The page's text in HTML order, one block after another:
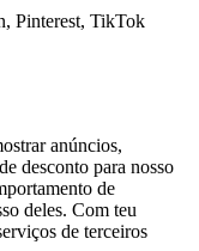
Pinterest, TikTok
anúncios,
desconto para nosso
de
deles. Com teu
de terceiros